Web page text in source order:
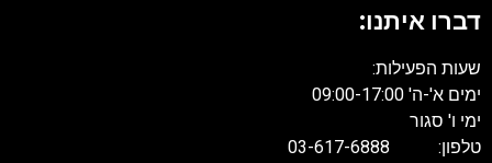
דברו איתנו:
שעות הפעילות:
ימים א'-ה' 09:00-17:00
ימי ו' סגור
טלפון: 03-617-6888